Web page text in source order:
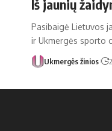
Iš jaunių
Pa­si­bai­gė Lie­tu­vos
ir Uk­mer­gės spor­to
Ukmergės žinios